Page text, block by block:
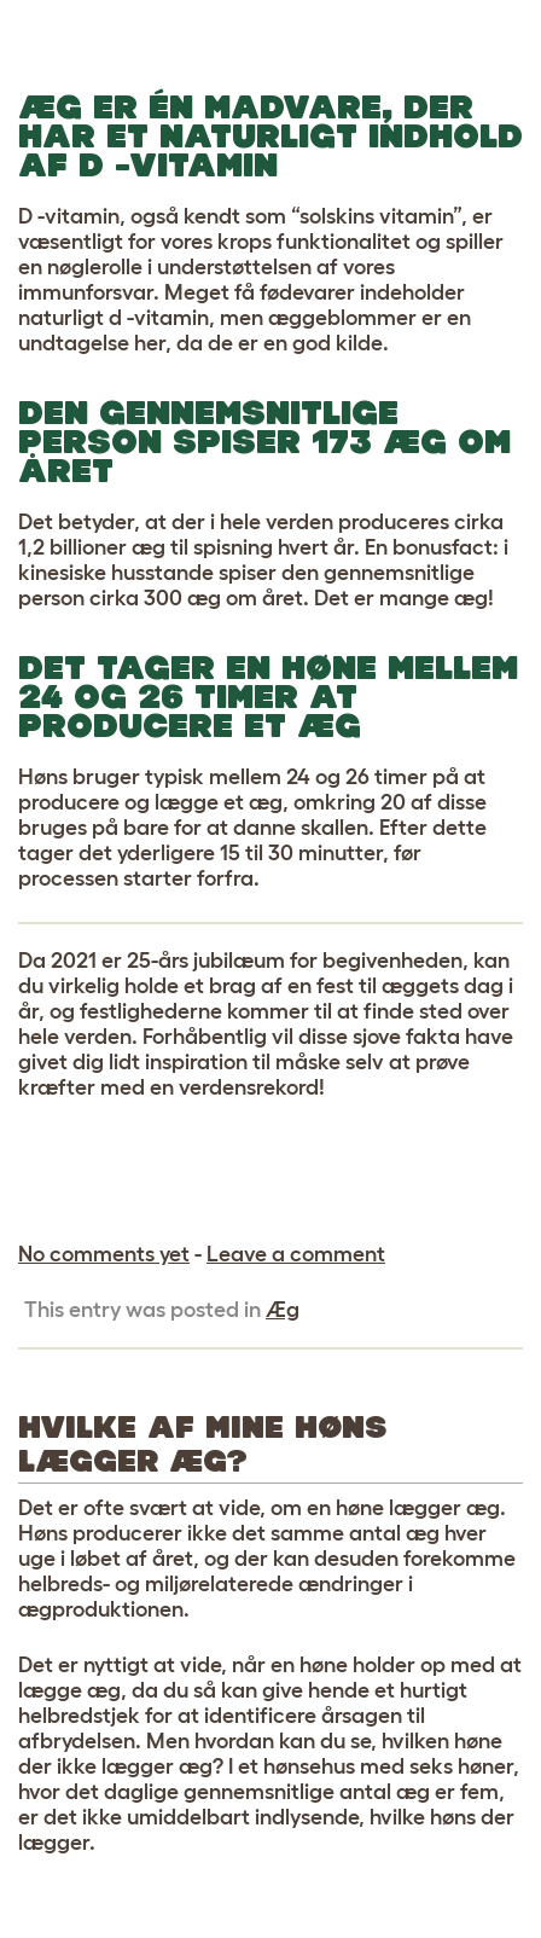
ÆG ER ÉN MADVARE, DER
HAR ET NATURLIGT INDHOLD
AF D -VITAMIN
D -vitamin, også kendt som “solskins vitamin”, er
væsentligt for vores krops funktionalitet og spiller
en nøglerolle i understøttelsen af vores
immunforsvar. Meget få fødevarer indeholder
naturligt d -vitamin, men æggeblommer er en
undtagelse her, da de er en god kilde.
DEN GENNEMSNITLIGE
PERSON SPISER 173 ÆG OM
ÅRET
Det betyder, at der i hele verden produceres cirka
1,2 billioner æg til spisning hvert år. En bonusfact: i
kinesiske husstande spiser den gennemsnitlige
person cirka 300 æg om året. Det er mange æg!
DET TAGER EN HØNE MELLEM
24 OG 26 TIMER AT
PRODUCERE ET ÆG
Høns bruger typisk mellem 24 og 26 timer på at
producere og lægge et æg, omkring 20 af disse
bruges på bare for at danne skallen. Efter dette
tager det yderligere 15 til 30 minutter, før
processen starter forfra.
Da 2021 er 25-års jubilæum for begivenheden, kan
du virkelig holde et brag af en fest til æggets dag i
år, og festlighederne kommer til at finde sted over
hele verden. Forhåbentlig vil disse sjove fakta have
givet dig lidt inspiration til måske selv at prøve
kræfter med en verdensrekord!
No comments yet - Leave a comment
This entry was posted in Æg
HVILKE AF MINE HØNS
LÆGGER ÆG?
Det er ofte svært at vide, om en høne lægger æg.
Høns producerer ikke det samme antal æg hver
uge i løbet af året, og der kan desuden forekomme
helbreds- og miljørelaterede ændringer i
ægproduktionen.
Det er nyttigt at vide, når en høne holder op med at
lægge æg, da du så kan give hende et hurtigt
helbredstjek for at identificere årsagen til
afbrydelsen. Men hvordan kan du se, hvilken høne
der ikke lægger æg? I et hønsehus med seks høner,
hvor det daglige gennemsnitlige antal æg er fem,
er det ikke umiddelbart indlysende, hvilke høns der
lægger.